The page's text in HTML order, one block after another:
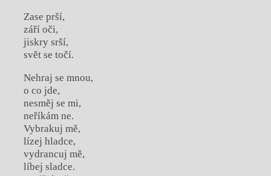
Zase prší,
září oči,
jiskry srší,
svět se točí.
Nehraj se mnou,
o co jde,
nesměj se mi,
neříkám ne.
Vybrakuj mě,
lízej hladce,
vydrancuj mě,
líbej sladce.